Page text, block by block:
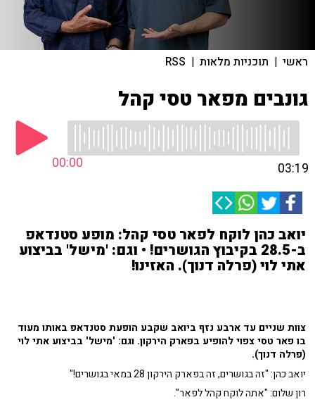
ראשי | תוכניות מלאות |
RSS
גונבים מפאר טסי קהל
00:00 03:19
יואב כהן לוקח לפאר טסי קהל: מופע סטנדאפ
ב-28.5 בקיבוץ הגושרים! • וגם: 'מישל' בביצוע
אתי לוי (פרלה דנוך). האזינו!
צוות שניים עד ארבע נזף ביואב שקבע הופעת סטנדאפ באותו מעוד
בו פאר טסי צפוי להופיע בפארק הירקון. וגם: 'מישל' בביצוע אתי לוי
(פרלה דנוך).
יואב כהן: "זה בגושרים, זה בפארק הירקון 28 במאי בגושרים!"
רון שלום: "אתה לוקח קהל לפאר".